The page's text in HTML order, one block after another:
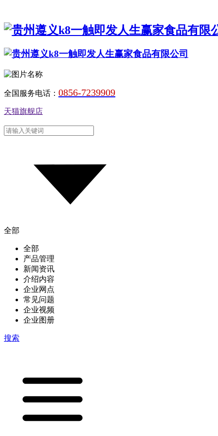
全国服务电话： 0856-7239909
天猫旗舰店
全部
全部
产品管理
新闻资讯
介绍内容
企业网点
常见问题
企业视频
企业图册
搜索